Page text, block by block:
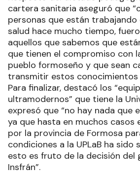
cartera sanitaria aseguró que
personas que están
salud hace mucho tiempo,
aquellos que sabemos que
que tienen el compromiso con
pueblo formoseño y que sean
transmitir estos conocimientos
Para finalizar, destacó los
ultramodernos” que tiene la
expresó que “no hay nada que
ya que hasta en muchos casos
por la provincia de Formosa
condiciones a la UPLaB ha
esto es fruto de la decisión del
Insfrán”.